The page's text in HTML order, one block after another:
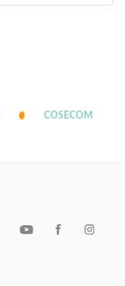
COSECOM